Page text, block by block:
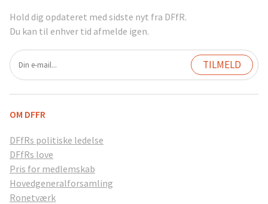
Hold dig opdateret med sidste nyt fra DFfR.
Du kan til enhver tid afmelde igen.
OM DFFR
DFfRs politiske ledelse
DFfRs love
Pris for medlemskab
Hovedgeneralforsamling
Ronetværk